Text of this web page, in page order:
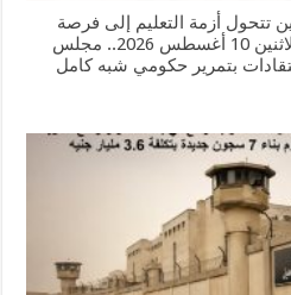
تتحول أزمة التعليم إلى فرصة
لتحصيل المزيد من الأموال.. الاثنين 10 أغسطس 2026.. مجلس
وسط انتقادات بتمرير حكومي شبه كامل